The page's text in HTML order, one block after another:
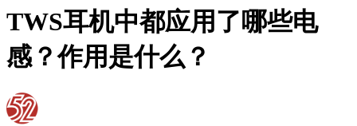
TWS耳机中都应用了哪些电
感？作用是什么？